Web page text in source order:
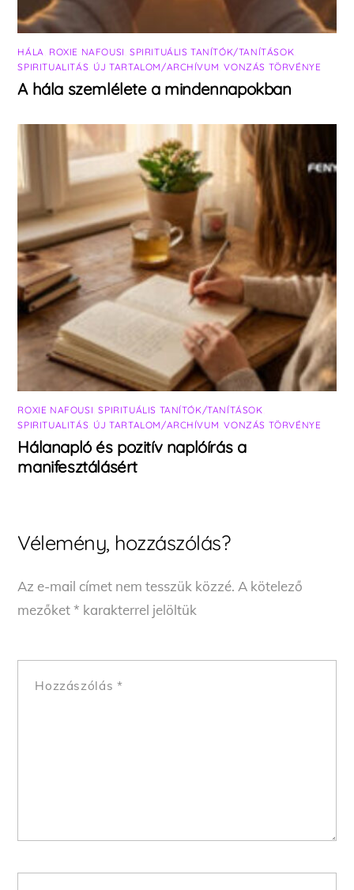
HÁLA ROXIE NAFOUSI SPIRITUÁLIS TANÍTÓK/TANÍTÁSOK
SPIRITUALITÁS ÚJ TARTALOM/ARCHÍVUM ,VONZÁS TÖRVÉNYE
A hála szemlélete a mindennapokban
ROXIE NAFOUSI ,SPIRITUÁLIS TANÍTÓK/TANÍTÁSOK
SPIRITUALITÁS ÚJ TARTALOM/ARCHÍVUM ,VONZÁS TÖRVÉNYE
Hálanapló és pozitív naplóírás a
manifesztálásért
Vélemény, hozzászólás?
Az e-mail címet nem tesszük közzé. A kötelező
mezőket* karakterrel jelöltük
Hozzászólás *